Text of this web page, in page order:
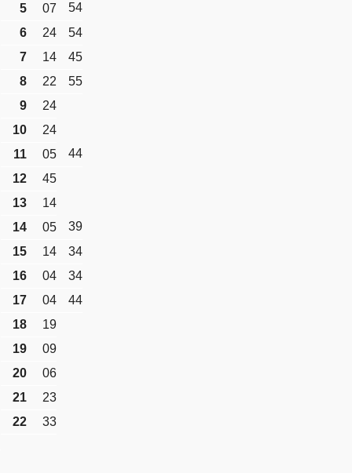
5
07
54
6
24
54
7
14
45
8
22
55
9
24
10
24
11
05
44
12
45
13
14
14
05
39
15
14
34
16
04
34
17
04
44
18
19
19
09
20
06
21
23
22
33